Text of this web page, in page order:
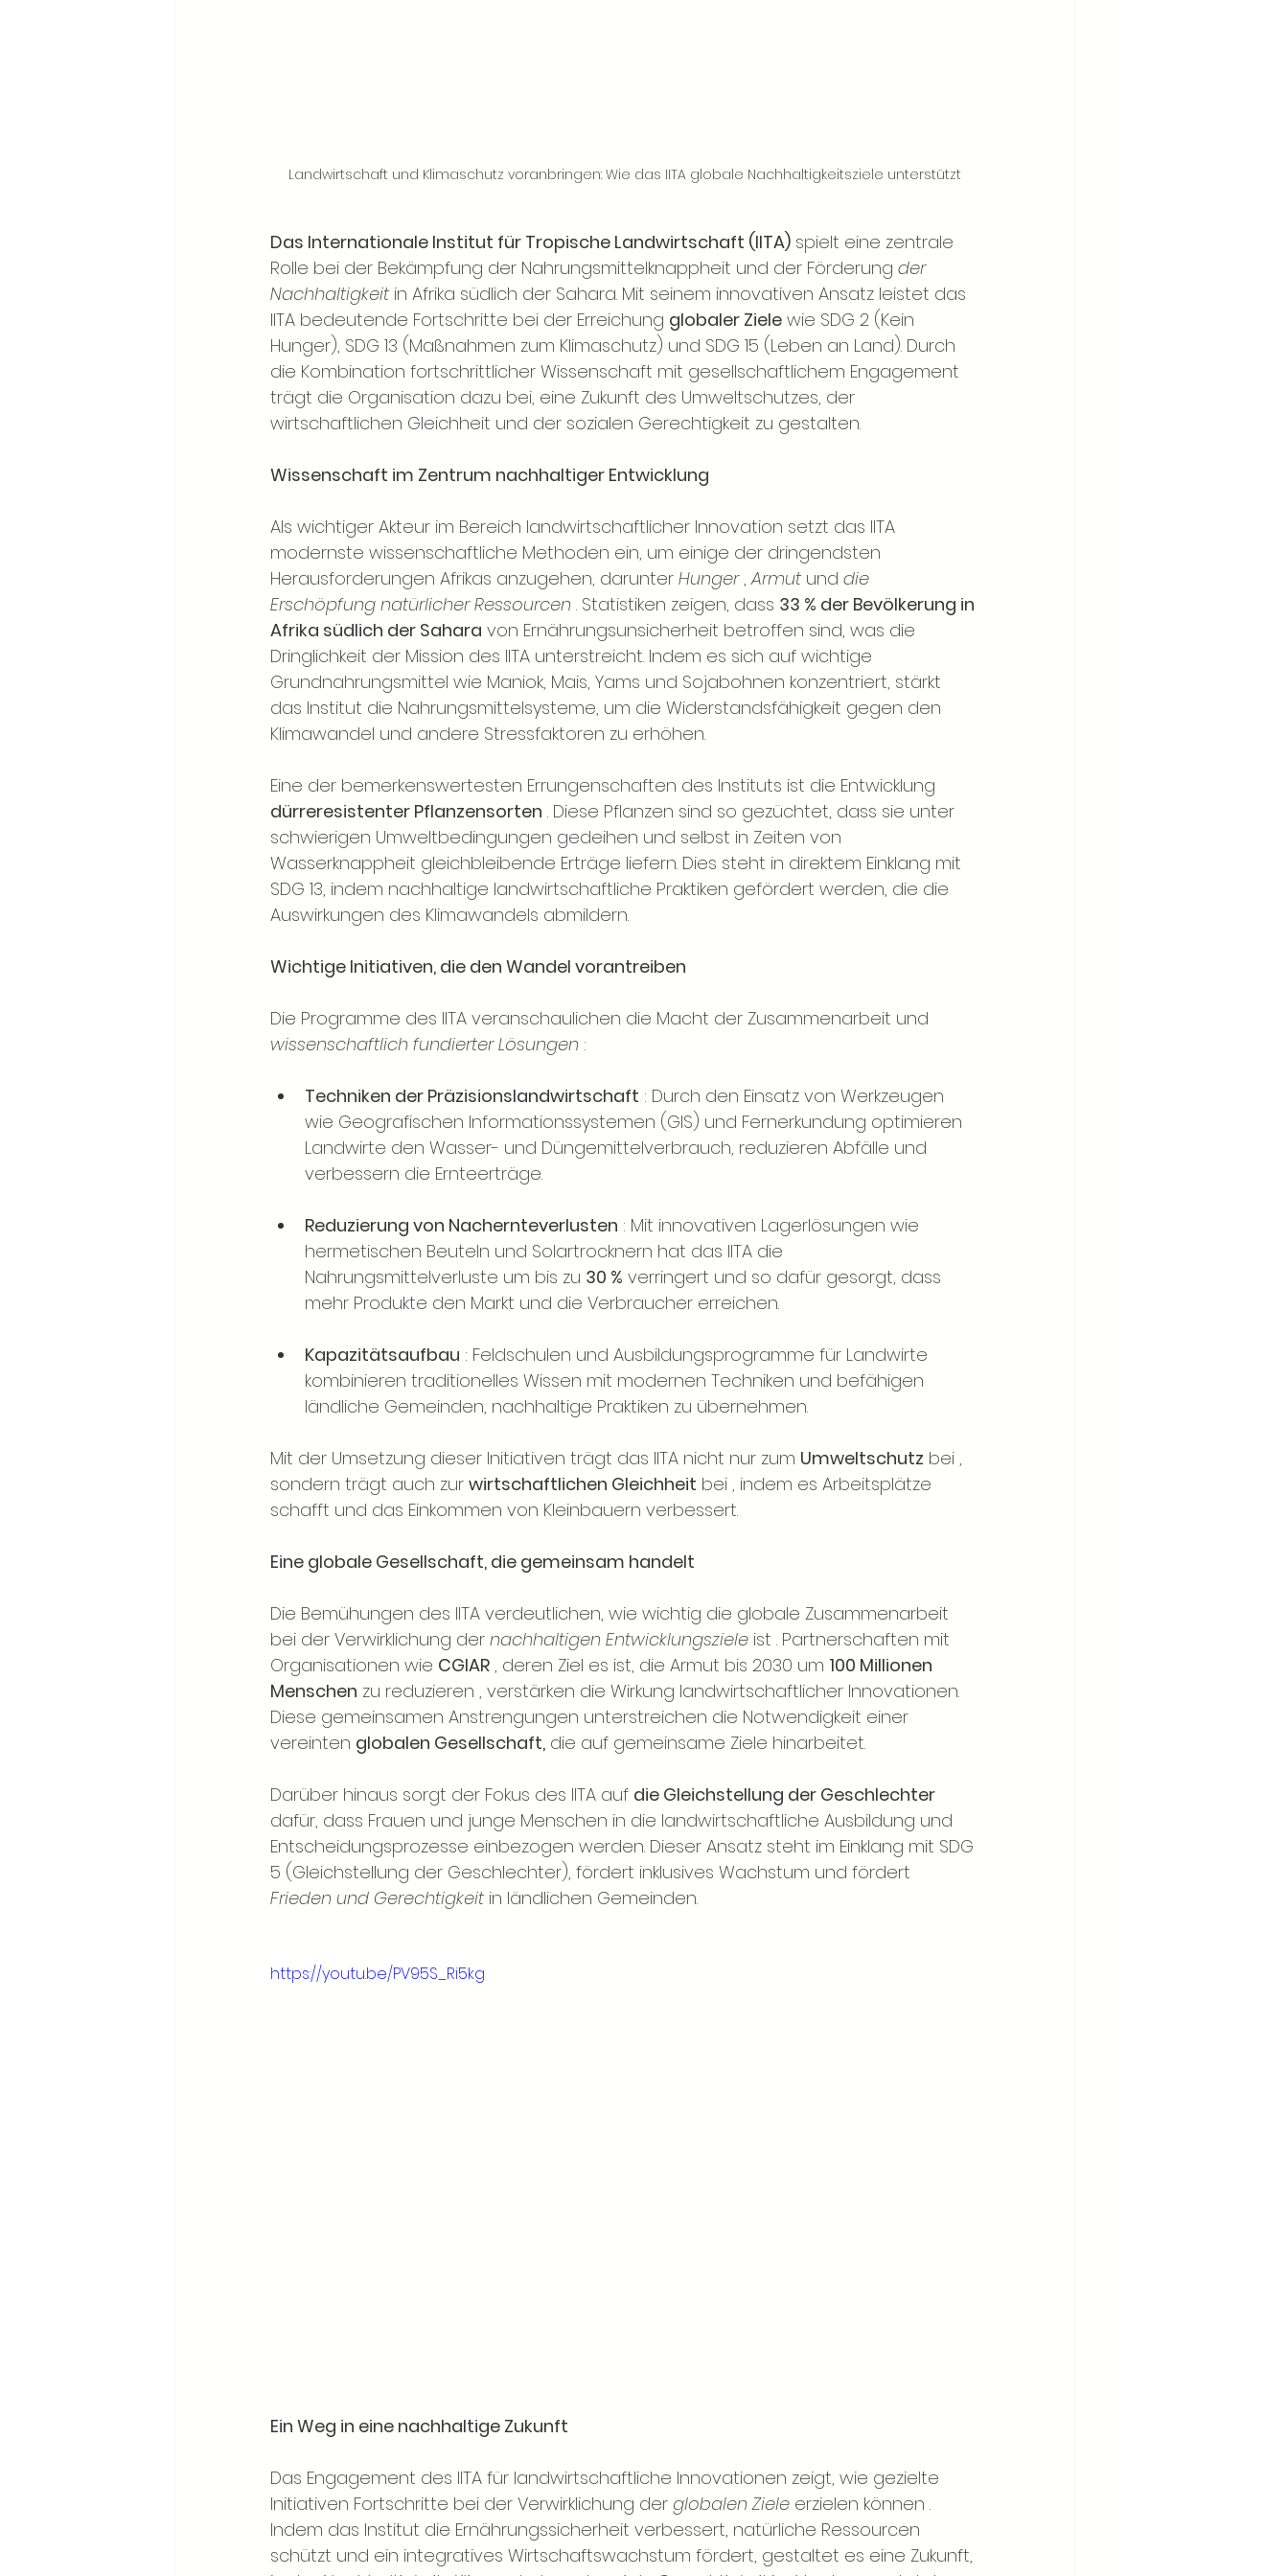
Landwirtschaft und Klimaschutz voranbringen: Wie das IITA globale Nachhaltigkeitsziele unterstützt
Das Internationale Institut für Tropische Landwirtschaft (IITA) spielt eine zentrale
Rolle bei der Bekämpfung der Nahrungsmittelknappheit und der Förderung der
Nachhaltigkeit in Afrika südlich der Sahara. Mit seinem innovativen Ansatz leistet das
IITA bedeutende Fortschritte bei der Erreichung globaler Ziele wie SDG 2 (Kein
Hunger), SDG 13 (Maßnahmen zum Klimaschutz) und SDG 15 (Leben an Land). Durch
die Kombination fortschrittlicher Wissenschaft mit gesellschaftlichem Engagement
trägt die Organisation dazu bei, eine Zukunft des Umweltschutzes, der
wirtschaftlichen Gleichheit und der sozialen Gerechtigkeit zu gestalten.
Wissenschaft im Zentrum nachhaltiger Entwicklung
Als wichtiger Akteur im Bereich landwirtschaftlicher Innovation setzt das IITA
modernste wissenschaftliche Methoden ein, um einige der dringendsten
Herausforderungen Afrikas anzugehen, darunter Hunger , Armut und die
Erschöpfung natürlicher Ressourcen . Statistiken zeigen, dass 33 % der Bevölkerung in
Afrika südlich der Sahara von Ernährungsunsicherheit betroffen sind, was die
Dringlichkeit der Mission des IITA unterstreicht. Indem es sich auf wichtige
Grundnahrungsmittel wie Maniok, Mais, Yams und Sojabohnen konzentriert, stärkt
das Institut die Nahrungsmittelsysteme, um die Widerstandsfähigkeit gegen den
Klimawandel und andere Stressfaktoren zu erhöhen.
Eine der bemerkenswertesten Errungenschaften des Instituts ist die Entwicklung
dürreresistenter Pflanzensorten . Diese Pflanzen sind so gezüchtet, dass sie unter
schwierigen Umweltbedingungen gedeihen und selbst in Zeiten von
Wasserknappheit gleichbleibende Erträge liefern. Dies steht in direktem Einklang mit
SDG 13, indem nachhaltige landwirtschaftliche Praktiken gefördert werden, die die
Auswirkungen des Klimawandels abmildern.
Wichtige Initiativen, die den Wandel vorantreiben
Die Programme des IITA veranschaulichen die Macht der Zusammenarbeit und
wissenschaftlich fundierter Lösungen :
Techniken der Präzisionslandwirtschaft : Durch den Einsatz von Werkzeugen
wie Geografischen Informationssystemen (GIS) und Fernerkundung optimieren
Landwirte den Wasser- und Düngemittelverbrauch, reduzieren Abfälle und
verbessern die Ernteerträge.
Reduzierung von Nachernteverlusten : Mit innovativen Lagerlösungen wie
hermetischen Beuteln und Solartrocknern hat das IITA die
Nahrungsmittelverluste um bis zu 30 % verringert und so dafür gesorgt, dass
mehr Produkte den Markt und die Verbraucher erreichen.
Kapazitätsaufbau : Feldschulen und Ausbildungsprogramme für Landwirte
kombinieren traditionelles Wissen mit modernen Techniken und befähigen
ländliche Gemeinden, nachhaltige Praktiken zu übernehmen.
Mit der Umsetzung dieser Initiativen trägt das IITA nicht nur zum Umweltschutz bei ,
sondern trägt auch zur wirtschaftlichen Gleichheit bei , indem es Arbeitsplätze
schafft und das Einkommen von Kleinbauern verbessert.
Eine globale Gesellschaft, die gemeinsam handelt
Die Bemühungen des IITA verdeutlichen, wie wichtig die globale Zusammenarbeit
bei der Verwirklichung der nachhaltigen Entwicklungsziele ist . Partnerschaften mit
Organisationen wie CGIAR , deren Ziel es ist, die Armut bis 2030 um 100 Millionen
Menschen zu reduzieren , verstärken die Wirkung landwirtschaftlicher Innovationen.
Diese gemeinsamen Anstrengungen unterstreichen die Notwendigkeit einer
vereinten globalen Gesellschaft, die auf gemeinsame Ziele hinarbeitet.
Darüber hinaus sorgt der Fokus des IITA auf die Gleichstellung der Geschlechter
dafür, dass Frauen und junge Menschen in die landwirtschaftliche Ausbildung und
Entscheidungsprozesse einbezogen werden. Dieser Ansatz steht im Einklang mit SDG
5 (Gleichstellung der Geschlechter), fördert inklusives Wachstum und fördert
Frieden und Gerechtigkeit in ländlichen Gemeinden.
https://youtu.be/PV95S_Ri5kg
Ein Weg in eine nachhaltige Zukunft
Das Engagement des IITA für landwirtschaftliche Innovationen zeigt, wie gezielte
Initiativen Fortschritte bei der Verwirklichung der globalen Ziele erzielen können .
Indem das Institut die Ernährungssicherheit verbessert, natürliche Ressourcen
schützt und ein integratives Wirtschaftswachstum fördert, gestaltet es eine Zukunft,